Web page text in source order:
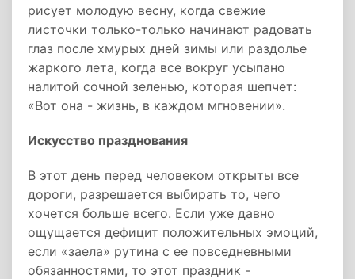
рисует молодую весну, когда свежие
листочки только-только начинают радовать
глаз после хмурых дней зимы или раздолье
жаркого лета, когда все вокруг усыпано
налитой сочной зеленью, которая шепчет:
«Вот она - жизнь, в каждом мгновении».
Искусство празднования
В этот день перед человеком открыты все
дороги, разрешается выбирать то, чего
хочется больше всего. Если уже давно
ощущается дефицит положительных эмоций,
если «заела» рутина с ее повседневными
обязанностями, то этот праздник -